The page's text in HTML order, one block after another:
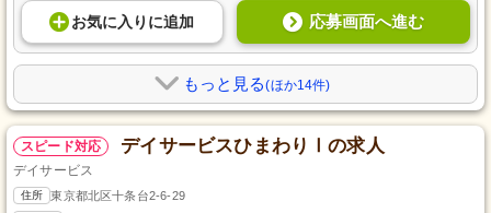
お気に入り に追加 応募画面へ進む
もっと見る(ほか14件)
スピード対応 デイサービスひまわりⅠの求人
デイサービス
住所 東京都北区十条台2-6-29